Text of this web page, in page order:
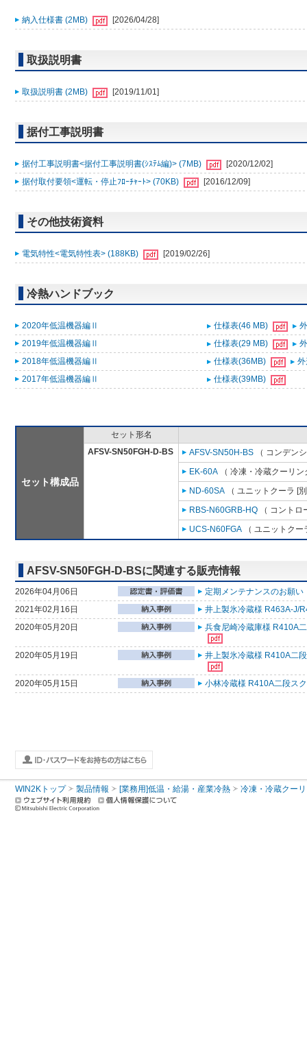
納入仕様書 (2MB) [2026/04/28]
取扱説明書
取扱説明書 (2MB) [2019/11/01]
据付工事説明書
据付工事説明書<据付工事説明書(ｼｽﾃﾑ編)> (7MB)
[2020/12/02]
据付取付要領<運転・停止ﾌﾛｰﾁｬｰﾄ> (70KB)
[2016/12/09]
その他技術資料
電気特性<電気特性表> (188KB) [2019/02/26]
冷熱ハンドブック
2020年低温機器編Ⅱ 仕様表(46 MB)
2019年低温機器編Ⅱ
仕様表(29 MB)
2018年低温機器編Ⅱ
仕様表(36MB)
2017年低温機器編Ⅱ
仕様表(39MB)
セット構成品
セット形名
AFSV-SN50FGH-D-BS
AFSV-SN50H-BS （ コンデン
EK-60A （ 冷凍・冷蔵クーリ
ND-60SA （ ユニットクーラ [
RBS-N60GRB-HQ （ コント
UCS-N60FGA （ ユニットク
AFSV-SN50FGH-D-BSに関連する販売情報
2026年04月06日
定期メンテナンスのお願
2021年02月16日
井上製氷冷蔵様 R463A-J/
2020年05月20日
兵食尼崎冷蔵庫様 R410A
2020年05月19日 井上製氷冷蔵様 R410A二
2020年05月15日 小林冷蔵様 R410A二段ス
WIN2Kトップ 製品情報 [業務用]低温・給湯・産業冷熱 冷凍・冷蔵クー